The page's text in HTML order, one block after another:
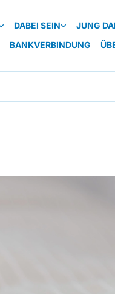
DABEI SEIN JUNG
BANKVERBINDUNG